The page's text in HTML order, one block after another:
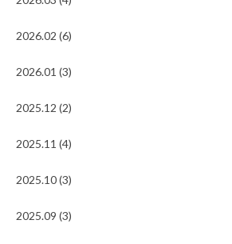
2026.02 (6)
2026.01 (3)
2025.12 (2)
2025.11 (4)
2025.10 (3)
2025.09 (3)